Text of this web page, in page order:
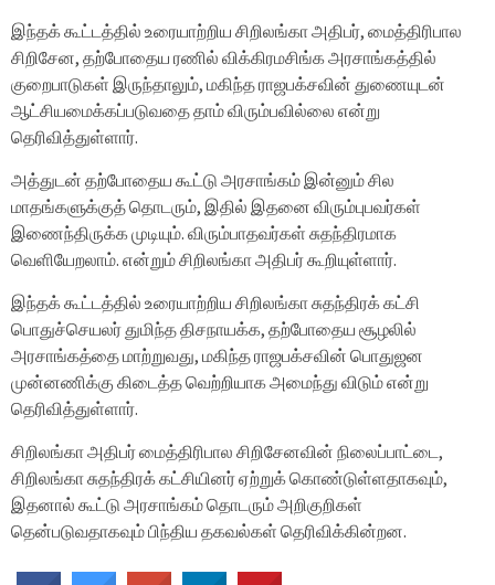
இந்தக் கூட்டத்தில் உரையாற்றிய சிறிலங்கா அதிபர், மைத்திரிபால
சிறிசேன, தற்போதைய ரணில் விக்கிரமசிங்க அரசாங்கத்தில்
குறைபாடுகள் இருந்தாலும், மகிந்த ராஜபக்சவின் துணையுடன்
ஆட்சியமைக்கப்படுவதை தாம் விரும்பவில்லை என்று
தெரிவித்துள்ளார்.
அத்துடன் தற்போதைய கூட்டு அரசாங்கம் இன்னும் சில
மாதங்களுக்குத் தொடரும், இதில் இதனை விரும்புபவர்கள்
இணைந்திருக்க முடியும். விரும்பாதவர்கள் சுதந்திரமாக
வெளியேறலாம். என்றும் சிறிலங்கா அதிபர் கூறியுள்ளார்.
இந்தக் கூட்டத்தில் உரையாற்றிய சிறிலங்கா சுதந்திரக் கட்சி
பொதுச்செயலர் துமிந்த திசநாயக்க, தற்போதைய சூழலில்
அரசாங்கத்தை மாற்றுவது, மகிந்த ராஜபக்சவின் பொதுஜன
முன்னணிக்கு கிடைத்த வெற்றியாக அமைந்து விடும் என்று
தெரிவித்துள்ளார்.
சிறிலங்கா அதிபர் மைத்திரிபால சிறிசேனவின் நிலைப்பாட்டை,
சிறிலங்கா சுதந்திரக் கட்சியினர் ஏற்றுக் கொண்டுள்ளதாகவும்,
இதனால் கூட்டு அரசாங்கம் தொடரும் அறிகுறிகள்
தென்படுவதாகவும் பிந்திய தகவல்கள் தெரிவிக்கின்றன.